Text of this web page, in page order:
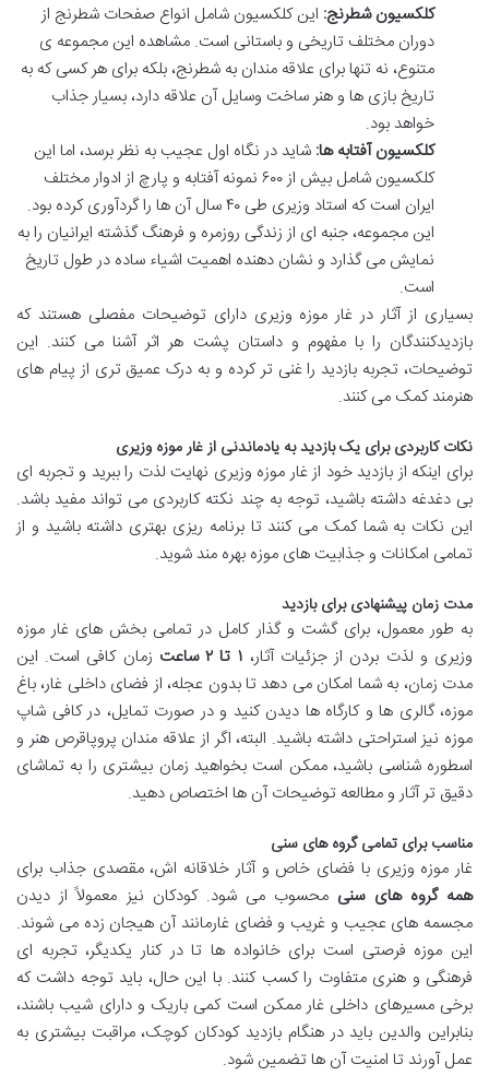
کلکسیون شطرنج: این کلکسیون شامل انواع صفحات شطرنج از
دوران مختلف تاریخی و باستانی است. مشاهده این مجموعه ی
متنوع، نه تنها برای علاقه مندان به شطرنج، بلکه برای هر کسی که به
تاریخ بازی ها و هنر ساخت وسایل آن علاقه دارد، بسیار جذاب
خواهد بود.
کلکسیون آفتابه ها: شاید در نگاه اول عجیب به نظر برسد، اما این
کلکسیون شامل بیش از ۶۰۰ نمونه آفتابه و پارچ از ادوار مختلف
ایران است که استاد وزیری طی ۴۰ سال آن ها را گردآوری کرده بود.
این مجموعه، جنبه ای از زندگی روزمره و فرهنگ گذشته ایرانیان را به
نمایش می گذارد و نشان دهنده اهمیت اشیاء ساده در طول تاریخ
است.
بسیاری از آثار در غار موزه وزیری دارای توضیحات مفصلی هستند که
بازدیدکنندگان را با مفهوم و داستان پشت هر اثر آشنا می کنند. این
توضیحات، تجربه بازدید را غنی تر کرده و به درک عمیق تری از پیام های
هنرمند کمک می کنند.
نکات کاربردی برای یک بازدید به یادماندنی از غار موزه وزیری
برای اینکه از بازدید خود از غار موزه وزیری نهایت لذت را ببرید و تجربه ای
بی دغدغه داشته باشید، توجه به چند نکته کاربردی می تواند مفید باشد.
این نکات به شما کمک می کنند تا برنامه ریزی بهتری داشته باشید و از
تمامی امکانات و جذابیت های موزه بهره مند شوید.
مدت زمان پیشنهادی برای بازدید
به طور معمول، برای گشت و گذار کامل در تمامی بخش های غار موزه
وزیری و لذت بردن از جزئیات آثار، ۱ تا ۲ ساعت
زمان کافی است. این
مدت زمان، به شما امکان می دهد تا بدون عجله، از فضای داخلی غار، باغ
موزه، گالری ها و کارگاه ها دیدن کنید و در صورت تمایل، در کافی شاپ
موزه نیز استراحتی داشته باشید. البته، اگر از علاقه مندان پروپاقرص هنر و
اسطوره شناسی باشید، ممکن است بخواهید زمان بیشتری را به تماشای
دقیق تر آثار و مطالعه توضیحات آن ها اختصاص دهید.
مناسب برای تمامی گروه های سنی
غار موزه وزیری با فضای خاص و آثار خلاقانه اش، مقصدی جذاب برای
همه گروه های سنی محسوب می شود. کودکان نیز معمولاً از دیدن
مجسمه های عجیب و غریب و فضای غارمانند آن هیجان زده می شوند.
این موزه فرصتی است برای خانواده ها تا در کنار یکدیگر، تجربه ای
فرهنگی و هنری متفاوت را کسب کنند. با این حال، باید توجه داشت که
برخی مسیرهای داخلی غار ممکن است کمی باریک و دارای شیب باشند،
بنابراین والدین باید در هنگام بازدید کودکان کوچک، مراقبت بیشتری به
عمل آورند تا امنیت آن ها تضمین شود.